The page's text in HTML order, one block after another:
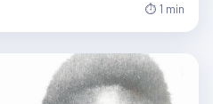
⏱ 1 min